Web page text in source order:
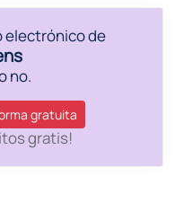
electrónico de
no.
gratuita
gratis!